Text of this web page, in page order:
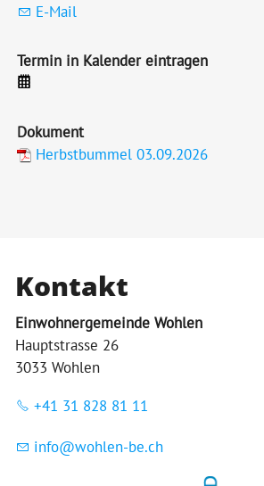
E-Mail
Termin in Kalender eintragen
Dokument
Herbstbummel 03.09.2026
Kontakt
Einwohnergemeinde Wohlen
Hauptstrasse 26
3033 Wohlen
+41 31 828 81 11
nf w hl n-b ch